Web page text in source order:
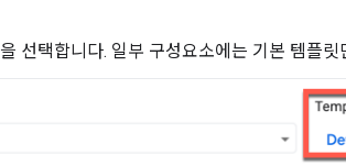
을 선택합니다. 일부 구성요소에는 기본 템플릿